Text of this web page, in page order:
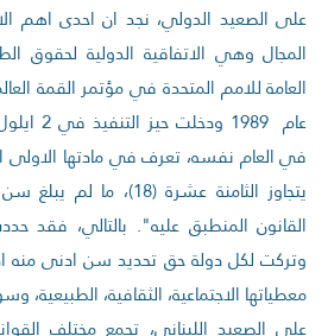
على الصعيد الدولي، نجد ان احدى اهم
المجال وهي الاتفاقية الدولية لحقوق
في العام نفسه، تعرف في مادتها
يتجاوز الثامنة عشرة
وتركت لكل دولة حق تحديد سن ادنى منه
معطياتها الاجتماعية، الثقافية، الطبيعية،
على الصعيد اللبناني، تجمع مختلف